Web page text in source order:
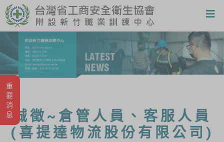
重要消息 誠徵~倉管人員、客服人員
(喜提達物流股份有限公司)